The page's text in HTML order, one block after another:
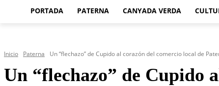
PORTADA PATERNA CANYADA VERDA
Inicio Paterna Un “flechazo” de Cupido al corazón del comercio local de
Un “flechazo” de Cupido